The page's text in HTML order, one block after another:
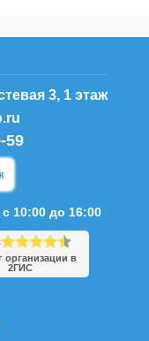
3, 1 этаж
59
10:00 до 16:00
организации в
2ГИС